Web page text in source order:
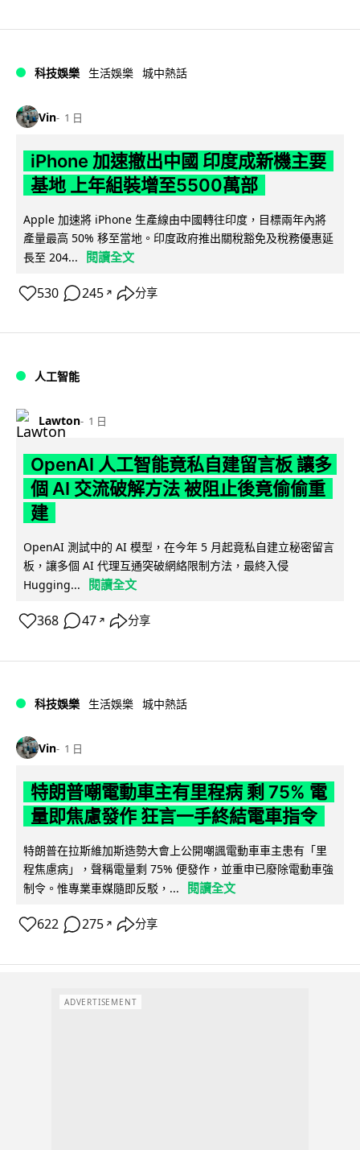
科技娛樂 生活娛樂 城中熱話
Vin 1 日
iPhone 加速撤出中國 印度成新機主要
基地 上年組裝增至5500萬部
Apple 加速將 iPhone 生產線由中國轉往印度，目標兩年內將
產量最高 50% 移至當地。印度政府推出關稅豁免及稅務優惠延
長至 204...
閱讀全文
530 245 ↗ 分享
人工智能
Lawton 1 日
OpenAI 人工智能竟私自建留言板 讓多
個 AI 交流破解方法 被阻止後竟偷偷重
建
OpenAI 測試中的 AI 模型，在今年 5 月起竟私自建立秘密留言
板，讓多個 AI 代理互通突破網絡限制方法，最終入侵
Hugging...
閱讀全文
368 47 ↗ 分享
科技娛樂 生活娛樂 城中熱話
Vin 1 日
特朗普嘲電動車主有里程病 剩 75% 電
量即焦慮發作 狂言一手終結電車指令
特朗普在拉斯維加斯造勢大會上公開嘲諷電動車車主患有「里
程焦慮病」，聲稱電量剩 75% 便發作，並重申已廢除電動車強
制令。惟專業車媒隨即反駁，...
閱讀全文
622 275 ↗ 分享
ADVERTISEMENT